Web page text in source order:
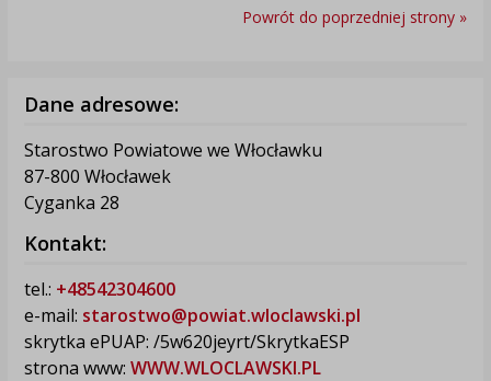
Powrót do poprzedniej strony »
Dane adresowe:
Starostwo Powiatowe we Włocławku
87-800 Włocławek
Cyganka 28
Kontakt:
tel.: +48542304600
e-mail: starostwo@powiat.wloclawski.pl
skrytka ePUAP: /5w620jeyrt/SkrytkaESP
strona www: WWW.WLOCLAWSKI.PL